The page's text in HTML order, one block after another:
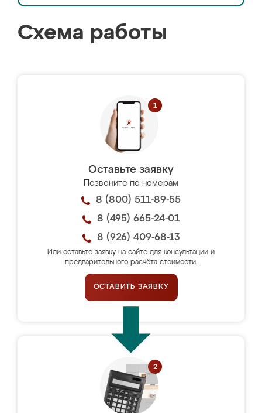
Схема работы
Оставьте заявку
Позвоните по номерам
8 (800) 511-89-55
8 (495) 665-24-01
8 (926) 409-68-13
Или оставьте заявку на сайте для консультации и
предварительного расчёта стоимости.
ОСТАВИТЬ ЗАЯВКУ